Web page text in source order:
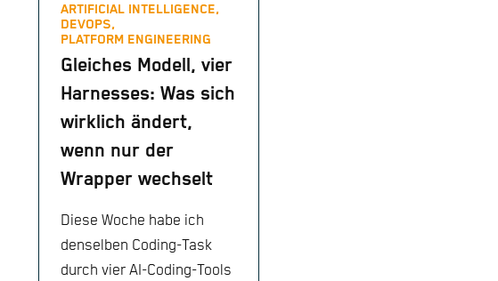
ARTIFICIAL INTELLIGENCE,
DEVOPS,
PLATFORM ENGINEERING
Gleiches Modell, vier
Harnesses: Was sich
wirklich ändert,
wenn nur der
Wrapper wechselt
Diese Woche habe ich
denselben Coding-Task
durch vier AI-Coding-Tools